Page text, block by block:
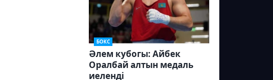
БОКС
Әлем кубогы: Айбек
Оралбай алтын медаль
иеленді